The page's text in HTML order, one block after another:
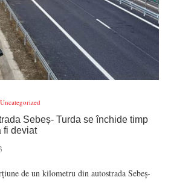
Uncategorized
Sebeș- Turda se închide timp
fi deviat
de un kilometru din autostrada Sebeș-